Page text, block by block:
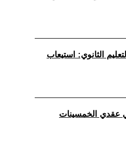
الثانوي: استيعاب
في عقدي الخمسينات